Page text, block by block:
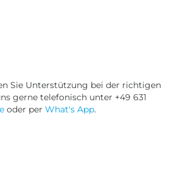
Sie Unterstützung bei der richtigen
gerne telefonisch unter +49 631
oder per What's App.